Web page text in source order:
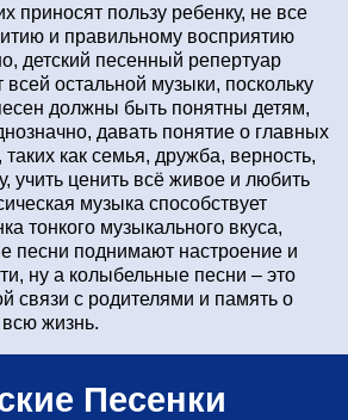
приносят пользу ребенку, не все
и правильному восприятию
детский песенный репертуар
всей остальной музыки, поскольку
должны быть понятны детям,
давать понятие о главных
как семья, дружба, верность,
учить ценить всё живое и любить
музыка способствует
тонкого музыкального вкуса,
песни поднимают настроение и
ну а колыбельные песни – это
связи с родителями и память о
всю жизнь.
Песенки